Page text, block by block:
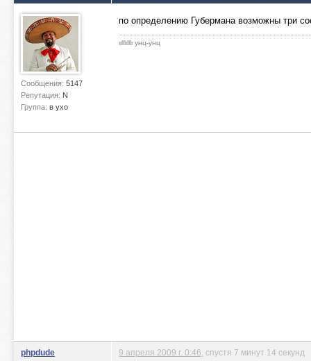
Сообщения: 5147
Репутация: N
Группа: в ухо
по определению Губермана возможны три
ιιlllιlllι унц-унц
phpdude 9 апреля 2009 г. 0:46 , спустя 7 минут 14 секунд